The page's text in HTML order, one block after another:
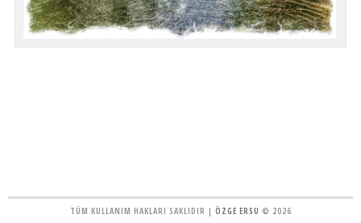
TÜM KULLANIM HAKLARI SAKLIDIR | ÖZGE ERSU © 2026